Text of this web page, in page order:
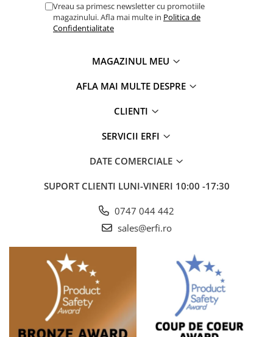
Vreau sa primesc newsletter cu promotiile
magazinului. Afla mai multe in Politica de
Confidentialitate
MAGAZINUL MEU
AFLA MAI MULTE DESPRE
CLIENTI
SERVICII ERFI
DATE COMERCIALE
SUPORT CLIENTI LUNI-VINERI 10:00 -17:30
0747 044 442
sales@erfi.ro